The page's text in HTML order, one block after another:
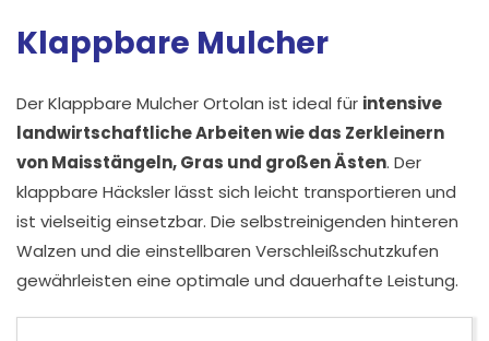
Klappbare Mulcher
Der Klappbare Mulcher Ortolan ist ideal für intensive
landwirtschaftliche Arbeiten wie das Zerkleinern
von Maisstängeln, Gras und großen Ästen. Der
klappbare Häcksler lässt sich leicht transportieren und
ist vielseitig einsetzbar. Die selbstreinigenden hinteren
Walzen und die einstellbaren Verschleißschutzkufen
gewährleisten eine optimale und dauerhafte Leistung.